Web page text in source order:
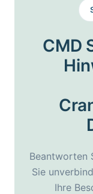
CMD
Beantworten
Sie
Ihre